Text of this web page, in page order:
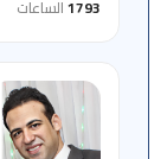
1793الساعات